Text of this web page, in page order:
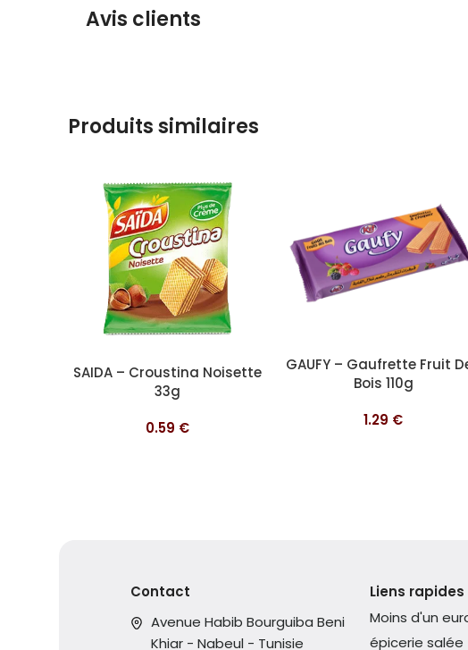
Avis clients
Produits similaires
Ajouter au panier
SAIDA – Croustina Noisette
33g
0.59 €
Ajouter au panier
GAUFY – Gaufrette Fruit
Bois 110g
1.29 €
Contact
Avenue Habib Bourguiba Beni
Khiar - Nabeul - Tunisie
Liens rapides
Moins d'un
épicerie salée